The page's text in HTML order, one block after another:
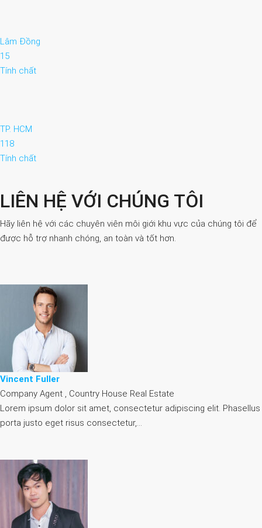
Lâm Đồng
15
Tính chất
TP. HCM
118
Tính chất
LIÊN HỆ VỚI CHÚNG TÔI
Hãy liên hệ với các chuyên viên môi giới khu vực của chúng tôi để
được hỗ trợ nhanh chóng, an toàn và tốt hơn.
Vincent Fuller
Company Agent , Country House Real Estate
Lorem ipsum dolor sit amet, consectetur adipiscing elit. Phasellus
porta justo eget risus consectetur,…